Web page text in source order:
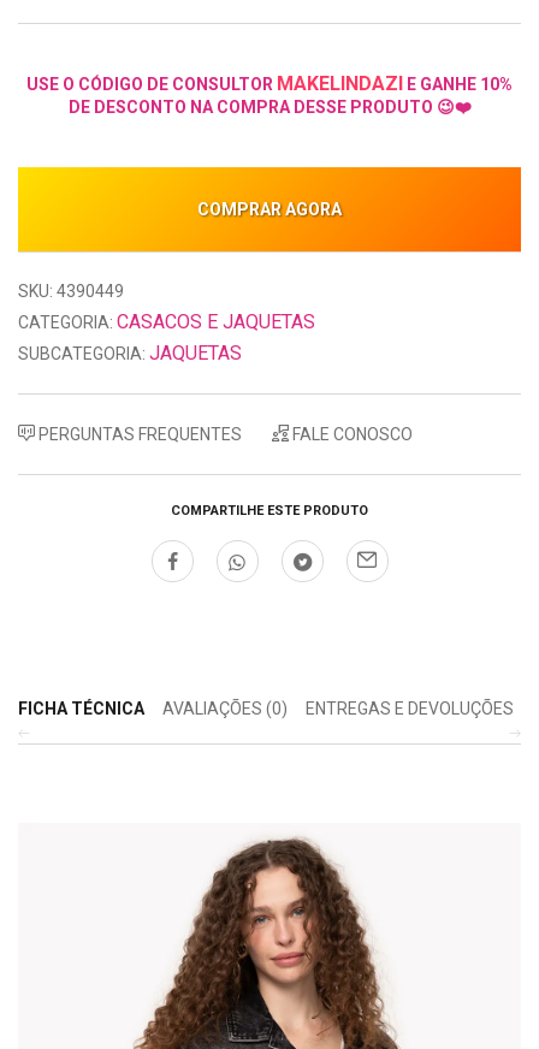
USE O CÓDIGO DE CONSULTOR MAKELINDAZI E GANHE 10%
DE DESCONTO NA COMPRA DESSE PRODUTO 😉❤️
COMPRAR AGORA
SKU: 4390449
CATEGORIA: CASACOS E JAQUETAS
SUBCATEGORIA: JAQUETAS
PERGUNTAS FREQUENTES FALE CONOSCO
COMPARTILHE ESTE PRODUTO
FICHA TÉCNICA AVALIAÇÕES (0) ENTREGAS E DEVOLUÇÕES